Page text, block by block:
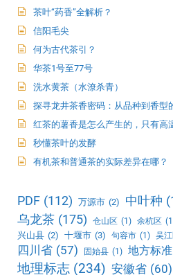
茶叶“药香”全解析？
信阳毛尖
何为古代茶引？
华茶1号至77号
洗水黄茶（水潦杀青）
探寻龙井茶香密码：从品种到香型
红茶的薯香是怎么产生的，只有高
秒懂茶叶的发酵
有机茶和普通茶的实际差异在哪？
PDF (112) 万源市 (2) 中叶种
乌龙茶 (175) 仓山区 (1) 余杭区
兴山县 (2) 十堰市 (3) 句容市 (1) 吴
四川省 (57) 固始县 (1) 地方标准
地理标志 (234) 安徽省 (60)